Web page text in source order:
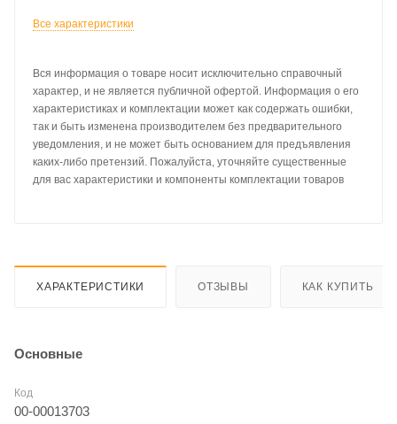
Все характеристики
Вся информация о товаре носит исключительно справочный
характер, и не является публичной офертой. Информация о его
характеристиках и комплектации может как содержать ошибки,
так и быть изменена производителем без предварительного
уведомления, и не может быть основанием для предъявления
каких-либо претензий. Пожалуйста, уточняйте существенные
для вас характеристики и компоненты комплектации товаров
ХАРАКТЕРИСТИКИ ОТЗЫВЫ КАК КУПИТЬ
Основные
Код
00-00013703